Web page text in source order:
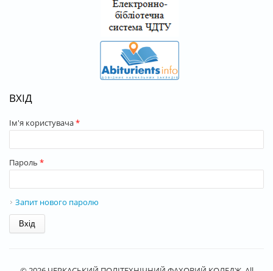
ВХІД
Ім'я користувача*
Пароль *
Запит нового паролю